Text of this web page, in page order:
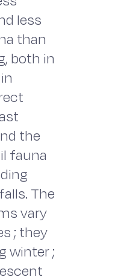
less
than
both in
the
fauna
The
vary
; they
winter ;